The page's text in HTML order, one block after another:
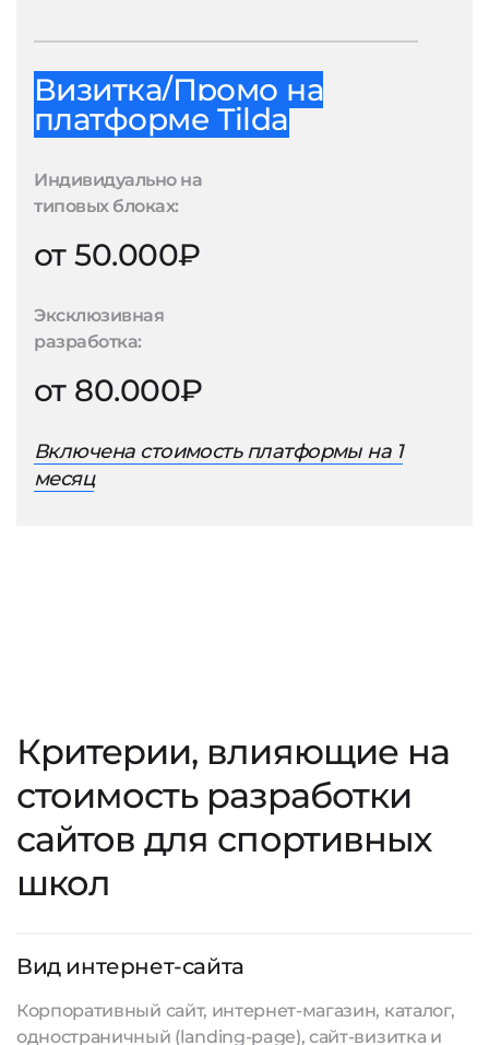
Визитка/Промо на
платформе Tilda
Индивидуально на
типовых блоках:
от 50.000₽
Эксклюзивная
разработка:
от 80.000₽
Включена стоимость платформы на 1
месяц
Критерии, влияющие на
стоимость разработки
сайтов для спортивных
школ
Вид интернет-сайта
Корпоративный сайт, интернет-магазин, каталог,
одностраничный (landing-page), сайт-визитка и